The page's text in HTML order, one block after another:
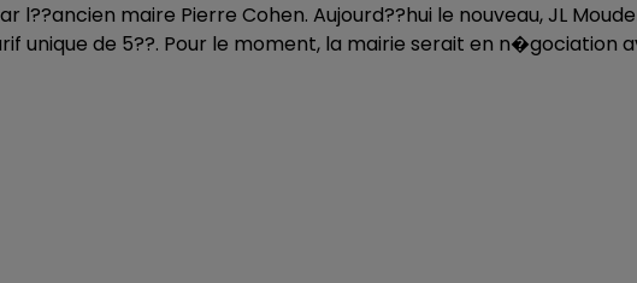
maire Pierre Cohen. Aujourd??hui le nouveau, JL
unique de 5??. Pour le moment, la mairie serait en n�gociation